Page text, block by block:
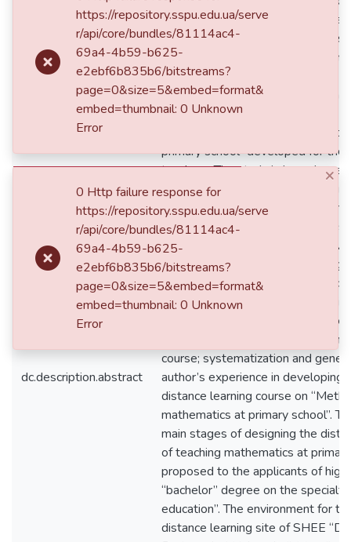
dc.description.abstract
informatization make distance
priorities of modern education.
implementing the distance
primary school teachers’ training,
the education quality, are
is to highlight the main stages of
learning course “Methods of
primary school” developed for the
teachers. The study is based on
studies of the national and foreign
V. Kukharenko, O. Spirin, P.
author’s own work. During the
methods and techniques of
analysis, synthesis, comparison,
studying scientific literature,
documents, for comparing the
content of the “distance
determining the stages of
course; systematization and
author’s experience in developing
distance learning course on
mathematics at primary school”.
main stages of designing the
of teaching mathematics at
proposed to the applicants of
“bachelor” degree on the
education”. The environment for
distance learning site of SHEE
https://repository.sspu.edu.ua/serve
r/api/core/bundles/81114ac4-
69a4-4b59-b625-
e2ebf6b835b6/bitstreams?
page=0&size=5&embed=format&
embed=thumbnail: 0 Unknown
Error
×
0 Http failure response for
https://repository.sspu.edu.ua/serve
r/api/core/bundles/81114ac4-
69a4-4b59-b625-
e2ebf6b835b6/bitstreams?
page=0&size=5&embed=format&
embed=thumbnail: 0 Unknown
Error